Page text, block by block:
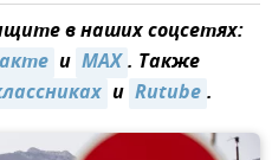
в наших соцсетях:
и MAX. Также
и Rutube.